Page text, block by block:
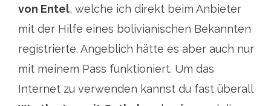
von Entel, welche ich direkt beim Anbieter
mit der Hilfe eines bolivianischen Bekannten
registrierte. Angeblich hätte es aber auch nur
mit meinem Pass funktioniert. Um das
Internet zu verwenden kannst du fast überall